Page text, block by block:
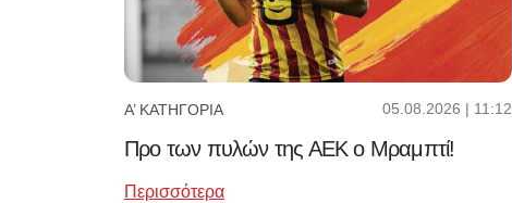
Α’ ΚΑΤΗΓΟΡΊΑ 05.08.2026 | 11:12
Προ των πυλών της ΑΕΚ ο Μραμπτί!
Περισσότερα